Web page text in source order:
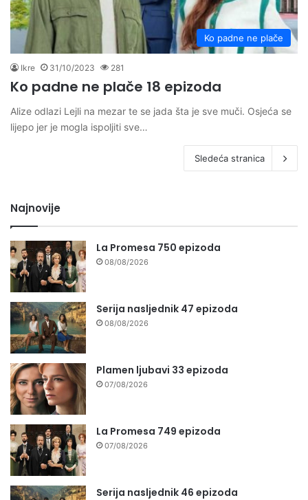
Ko padne ne plače
Ikre 31/10/2023 281
Ko padne ne plače 18 epizoda
Alize odlazi Lejli na mezar te se jada šta je sve muči. Osjeća se
lijepo jer je mogla ispoljiti sve…
Sledeća stranica
Najnovije
La Promesa 750 epizoda
08/08/2026
Serija nasljednik 47 epizoda
08/08/2026
Plamen ljubavi 33 epizoda
07/08/2026
La Promesa 749 epizoda
07/08/2026
Serija nasljednik 46 epizoda